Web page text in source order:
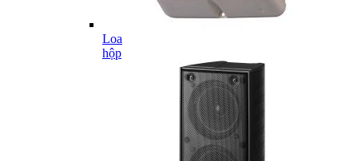
Loa
hộp